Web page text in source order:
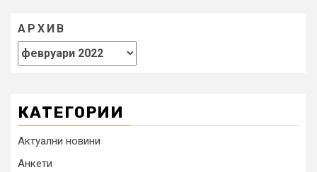
АРХИВ
КАТЕГОРИИ
Актуални новини
Анкети